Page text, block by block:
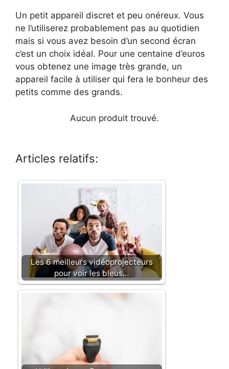
Un petit appareil discret et peu onéreux. Vous
ne l’utiliserez probablement pas au quotidien
mais si vous avez besoin d’un second écran
c’est un choix idéal. Pour une centaine d’euros
vous obtenez une image très grande, un
appareil facile à utiliser qui fera le bonheur des
petits comme des grands.
Aucun produit trouvé.
Articles relatifs:
Les 6 meilleurs vidéoprojecteurs
pour voir les bleus…